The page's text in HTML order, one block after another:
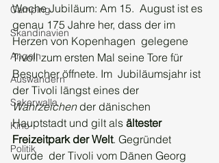
Camping
Skandinavien
Angeln
Auswandern
Sakerwalla
Kino
Politik
Woche Jubiläum: Am 15.  August ist es
genau 175 Jahre her, dass der im
Herzen von Kopenhagen  gelegene
Tivoli zum ersten Mal seine Tore für
Besucher öffnete. Im  Jubiläumsjahr ist
der Tivoli längst eines der
Wahrzeichen der dänischen
Hauptstadt und gilt als ältester
Freizeitpark der Welt. Gegründet
wurde  der Tivoli vom Dänen Georg